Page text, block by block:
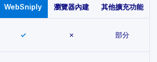
WebSniply 瀏覽器內建 其他擴充功能
✓ ✗ 部分